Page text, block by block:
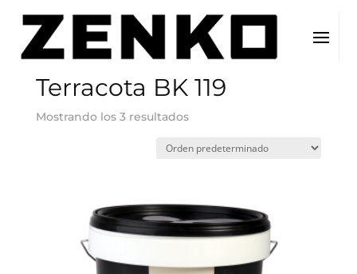
Inicio / Color del producto / Terracota BK 119
Terracota BK 119
Mostrando los 3 resultados